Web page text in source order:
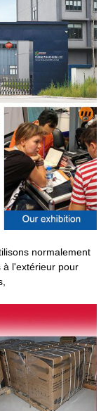
normalement
à l'extérieur pour